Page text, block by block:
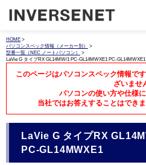
HOME >
パソコンスペック情報（メーカー別）
>
型番一覧（NEC ノートパソコン）
>
LaVie G タイプRX GL14MW/1 PC-GL14MWXE1 PC-GL14MWXE1
このページはパソコンスペック情報で
ざいませ
パソコンの使い方や仕様
当社ではお答えすることはでき
LaVie G タイプRX
PC-GL14MWXE1